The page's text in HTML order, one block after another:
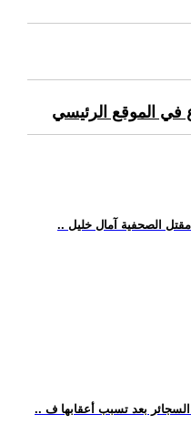
في الموقع الرئيسي
الصحفية آمال خليل
بعد تسبب أعقابها ف